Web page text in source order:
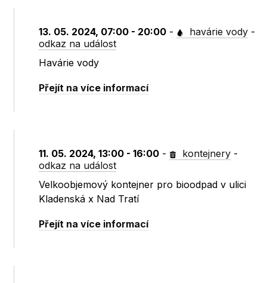
13. 05. 2024, 07:00 - 20:00 - havárie vody -
odkaz na událost
Havárie vody
Přejít na více informací
11. 05. 2024, 13:00 - 16:00 - kontejnery -
odkaz na událost
Velkoobjemový kontejner pro bioodpad v ulici
Kladenská x Nad Tratí
Přejít na více informací